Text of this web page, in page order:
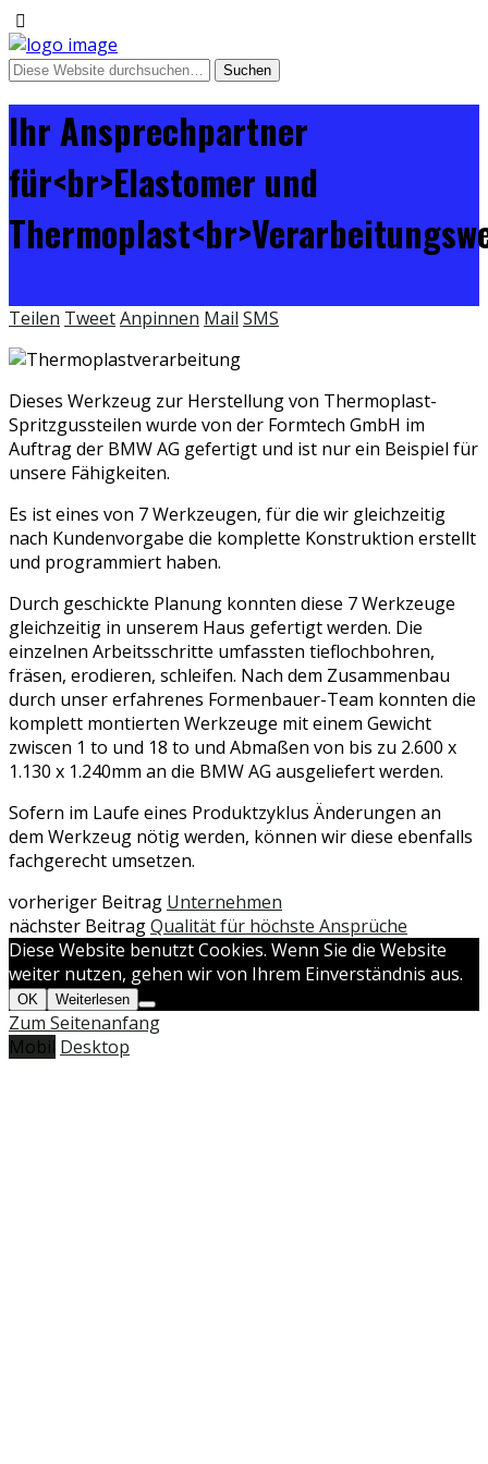
Ihr Ansprechpartner
für<br>Elastomer und
Teilen TweetAnpinnen Mail SMS
Dieses Werkzeug zur Herstellung von Thermoplast-
Spritzgussteilen wurde von der Formtech GmbH im
Auftrag der BMW AG gefertigt und ist nur ein Beispiel für
unsere Fähigkeiten.
Es ist eines von 7 Werkzeugen, für die wir gleichzeitig
nach Kundenvorgabe die komplette Konstruktion erstellt
und programmiert haben.
Durch geschickte Planung konnten diese 7 Werkzeuge
gleichzeitig in unserem Haus gefertigt werden. Die
einzelnen Arbeitsschritte umfassten tieflochbohren,
fräsen, erodieren, schleifen. Nach dem Zusammenbau
durch unser erfahrenes Formenbauer-Team konnten die
komplett montierten Werkzeuge mit einem Gewicht
zwiscen 1 to und 18 to und Abmaßen von bis zu 2.600 x
1.130 x 1.240mm an die BMW AG ausgeliefert werden.
Sofern im Laufe eines Produktzyklus Änderungen an
dem Werkzeug nötig werden, können wir diese ebenfalls
fachgerecht umsetzen.
vorheriger Beitrag Unternehmen
nächster BeitragQualität für höchste Ansprüche
Diese Website benutzt Cookies. Wenn Sie die Website
weiter nutzen, gehen wir von Ihrem Einverständnis aus.
OK Weiterlesen
Zum Seitenanfang
Mobil Desktop